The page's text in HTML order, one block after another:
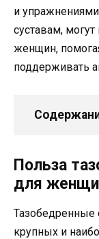
и
суставам,
женщин,
поддерживать
Польза
для
Тазобедренные
крупных и